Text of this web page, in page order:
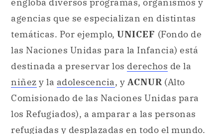
destinada a preservar losderechosde la
niñezy laadolescencia, yACNUR(Alto
Comisionado de las Naciones Unidas para
los Refugiados), a amparar a las personas
refugiadas y desplazadas en todo el mundo.